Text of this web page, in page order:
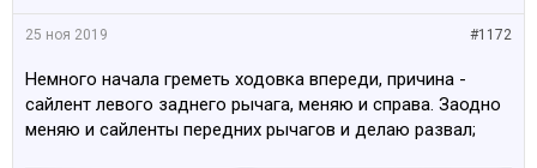
#1172
25 ноя 2019
Немного начала греметь ходовка впереди, причина -
сайлент левого заднего рычага, меняю и справа. Заодно
меняю и сайленты передних рычагов и делаю развал;